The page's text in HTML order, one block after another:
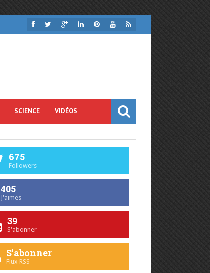
SCIENCE VIDÉOS
675
Followers
405
J'aimes
39
S'abonner
S'abonner
Flux RSS